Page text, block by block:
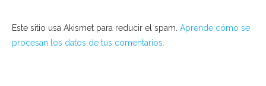
Este sitio usa Akismet para reducir el spam. Aprende cómo se
procesan los datos de tus comentarios.